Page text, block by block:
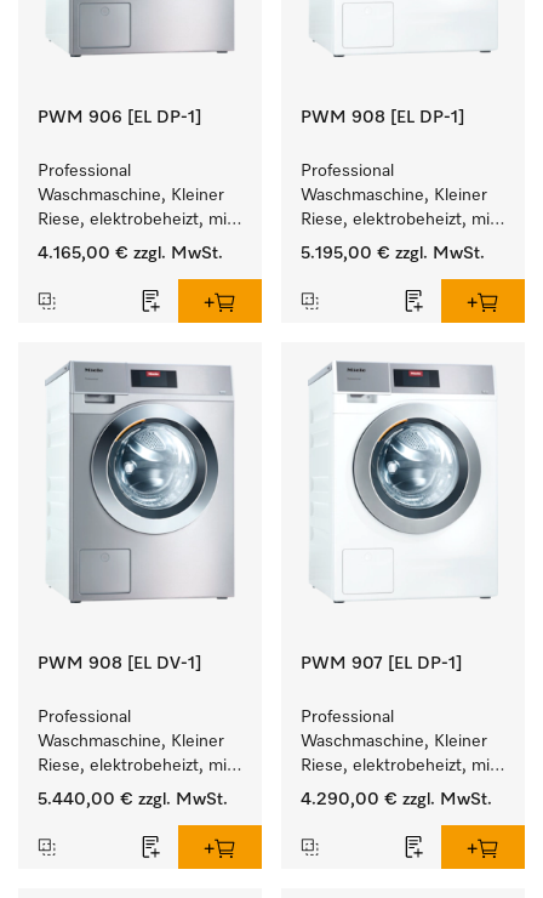
PWM 906 [EL DP-1]
Professional
Waschmaschine, Kleiner
Riese, elektrobeheizt, mit
Ablaufpumpe und
Programmen.
Leistung 6 kg  in 49 min .
4.165,00 € zzgl. MwSt.
PWM 908 [EL DP-1]
Professional
Waschmaschine, Kleiner
Riese, elektrobeheizt, mit
Ablaufpumpe und
Programmen.
Leistung 8 kg  in 49 min .
5.195,00 € zzgl. MwSt.
PWM 908 [EL DV-1]
Professional
Waschmaschine, Kleiner
Riese, elektrobeheizt, mit
Ablaufventil und
Programmen.
Leistung 8 kg  in 49 min .
5.440,00 € zzgl. MwSt.
PWM 907 [EL DP-1]
Professional
Waschmaschine, Kleiner
Riese, elektrobeheizt, mit
Ablaufpumpe und
Programmen.
Leistung 7 kg  in 49 min .
4.290,00 € zzgl. MwSt.